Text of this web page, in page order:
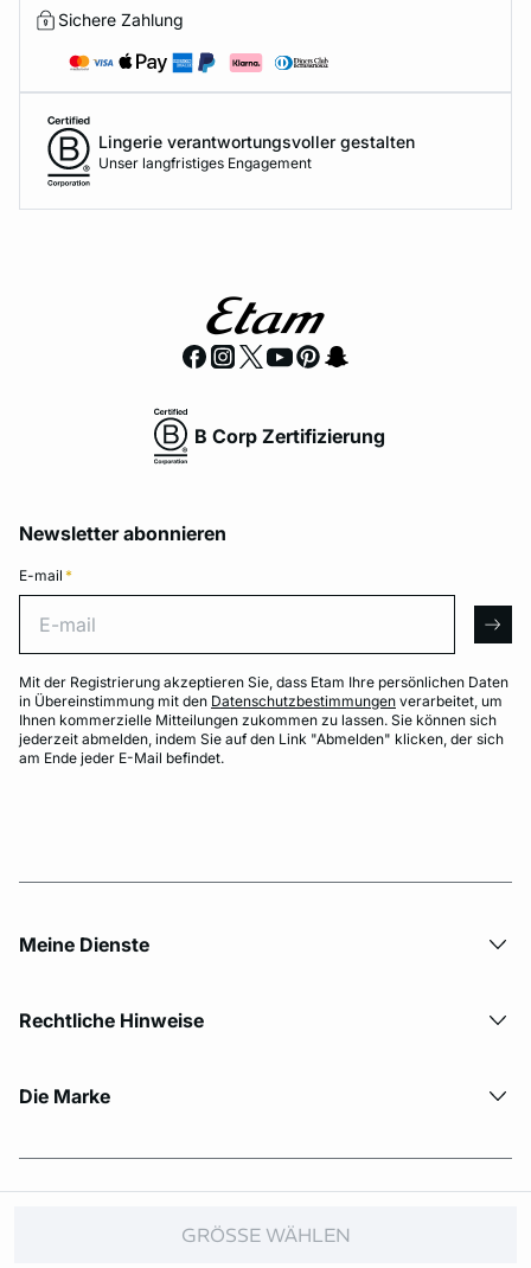
GRÖSSE WÄHLEN
Sichere Zahlung
Lingerie verantwortungsvoller gestalten
Unser langfristiges Engagement
B Corp Zertifizierung
Newsletter abonnieren
E-mail *
Mit der Registrierung akzeptieren Sie, dass Etam Ihre persönlichen Daten
in Übereinstimmung mit den Datenschutzbestimmungen verarbeitet, um
Ihnen kommerzielle Mitteilungen zukommen zu lassen. Sie können sich
jederzeit abmelden, indem Sie auf den Link "Abmelden" klicken, der sich
am Ende jeder E-Mail befindet.
Meine Dienste
Rechtliche Hinweise
Die Marke